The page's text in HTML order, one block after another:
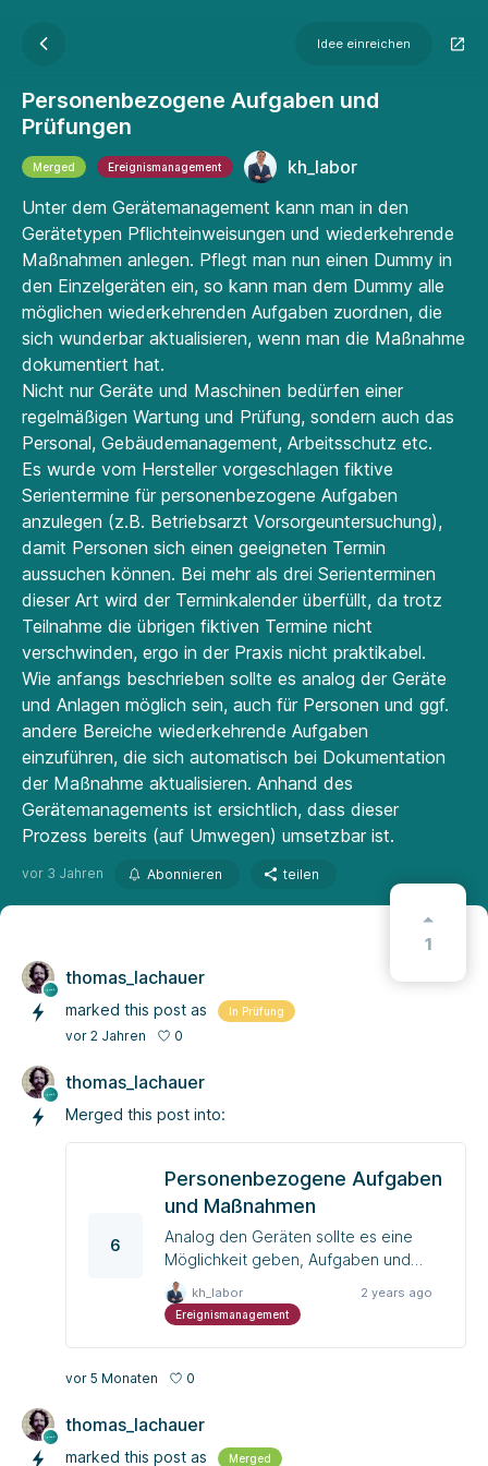
Idee einreichen
Personenbezogene Aufgaben und
Prüfungen
Merged Ereignismanagement
kh_labor
Unter dem Gerätemanagement kann man in den
Gerätetypen Pflichteinweisungen und wiederkehrende
Maßnahmen anlegen. Pflegt man nun einen Dummy in
den Einzelgeräten ein, so kann man dem Dummy alle
möglichen wiederkehrenden Aufgaben zuordnen, die
sich wunderbar aktualisieren, wenn man die Maßnahme
dokumentiert hat.
Nicht nur Geräte und Maschinen bedürfen einer
regelmäßigen Wartung und Prüfung, sondern auch das
Personal, Gebäudemanagement, Arbeitsschutz etc.
Es wurde vom Hersteller vorgeschlagen fiktive
Serientermine für personenbezogene Aufgaben
anzulegen (z.B. Betriebsarzt Vorsorgeuntersuchung),
damit Personen sich einen geeigneten Termin
aussuchen können. Bei mehr als drei Serienterminen
dieser Art wird der Terminkalender überfüllt, da trotz
Teilnahme die übrigen fiktiven Termine nicht
verschwinden, ergo in der Praxis nicht praktikabel.
Wie anfangs beschrieben sollte es analog der Geräte
und Anlagen möglich sein, auch für Personen und ggf.
andere Bereiche wiederkehrende Aufgaben
einzuführen, die sich automatisch bei Dokumentation
der Maßnahme aktualisieren. Anhand des
Gerätemanagements ist ersichtlich, dass dieser
Prozess bereits (auf Umwegen) umsetzbar ist.
vor 3 Jahren Abonnieren teilen
1
thomas_lachauer
marked this post as In Prüfung
vor 2 Jahren 0
thomas_lachauer
Merged this post into:
6
Personenbezogene Aufgaben
und Maßnahmen
Analog den Geräten sollte es eine
Möglichkeit geben, Aufgaben und
Maßnahmen von Mitarbeitenden zu
erfassen. Hierunter zählen z.B.
turnusmäßig anfallende Besuche beim
Betriebsarzt, fachspezifische
Fortbildungen usw.
kh_labor 2 years ago
Ereignismanagement
vor 5 Monaten 0
thomas_lachauer
marked this post as Merged